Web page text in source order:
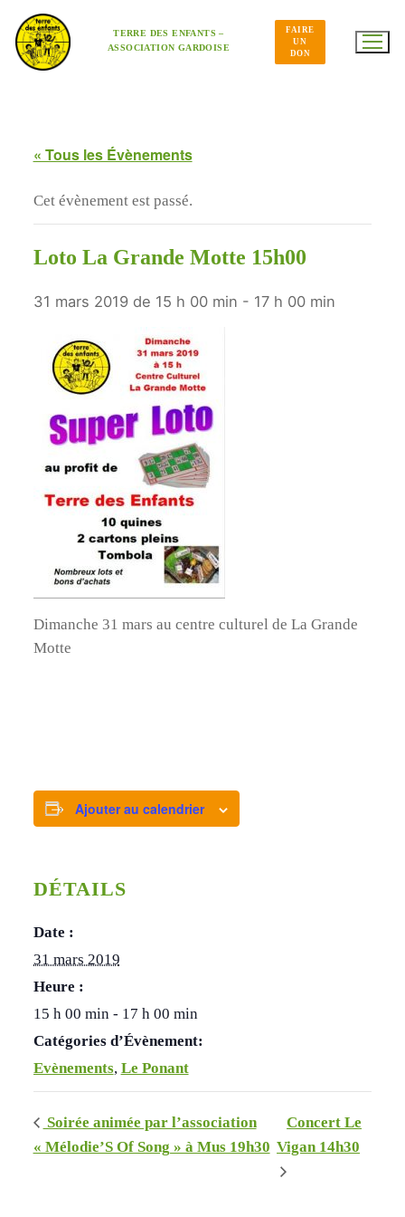
contenu
TERRE DES ENFANTS –
ASSOCIATION GARDOISE
FAIRE
UN
DON
« Tous les Évènements
Cet évènement est passé.
Loto La Grande Motte 15h00
31 mars 2019 de 15 h 00 min - 17 h 00 min
Dimanche 31 mars au centre culturel de La Grande
Motte
Ajouter au calendrier
DÉTAILS
Date :
31 mars 2019
Heure :
15 h 00 min - 17 h 00 min
Catégories d’Évènement:
Evènements, Le Ponant
Soirée animée par l’association
« Mélodie’S Of Song » à Mus 19h30
Concert Le
Vigan 14h30